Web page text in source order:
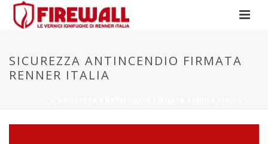
SICUREZZA ANTINCENDIO FIRMATA
RENNER ITALIA